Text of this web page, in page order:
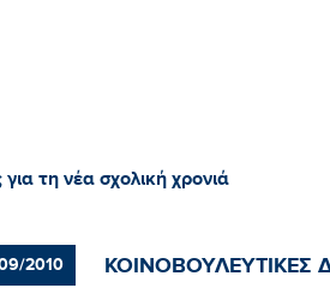
τη νέα σχολική χρονιά
2010 ΚΟΙΝΟΒΟΥΛΕΥΤΙΚΕΣ